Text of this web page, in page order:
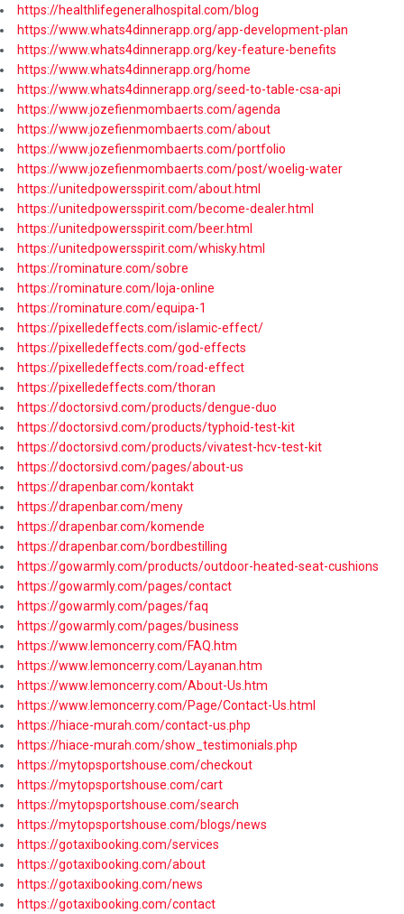
https://healthlifegeneralhospital.com/blog
https://www.whats4dinnerapp.org/app-development-plan
https://www.whats4dinnerapp.org/key-feature-benefits
https://www.whats4dinnerapp.org/home
https://www.whats4dinnerapp.org/seed-to-table-csa-api
https://www.jozefienmombaerts.com/agenda
https://www.jozefienmombaerts.com/about
https://www.jozefienmombaerts.com/portfolio
https://www.jozefienmombaerts.com/post/woelig-water
https://unitedpowersspirit.com/about.html
https://unitedpowersspirit.com/become-dealer.html
https://unitedpowersspirit.com/beer.html
https://unitedpowersspirit.com/whisky.html
https://rominature.com/sobre
https://rominature.com/loja-online
https://rominature.com/equipa-1
https://pixelledeffects.com/islamic-effect/
https://pixelledeffects.com/god-effects
https://pixelledeffects.com/road-effect
https://pixelledeffects.com/thoran
https://doctorsivd.com/products/dengue-duo
https://doctorsivd.com/products/typhoid-test-kit
https://doctorsivd.com/products/vivatest-hcv-test-kit
https://doctorsivd.com/pages/about-us
https://drapenbar.com/kontakt
https://drapenbar.com/meny
https://drapenbar.com/komende
https://drapenbar.com/bordbestilling
https://gowarmly.com/products/outdoor-heated-seat-cushions
https://gowarmly.com/pages/contact
https://gowarmly.com/pages/faq
https://gowarmly.com/pages/business
https://www.lemoncerry.com/FAQ.htm
https://www.lemoncerry.com/Layanan.htm
https://www.lemoncerry.com/About-Us.htm
https://www.lemoncerry.com/Page/Contact-Us.html
https://hiace-murah.com/contact-us.php
https://hiace-murah.com/show_testimonials.php
https://mytopsportshouse.com/checkout
https://mytopsportshouse.com/cart
https://mytopsportshouse.com/search
https://mytopsportshouse.com/blogs/news
https://gotaxibooking.com/services
https://gotaxibooking.com/about
https://gotaxibooking.com/news
https://gotaxibooking.com/contact